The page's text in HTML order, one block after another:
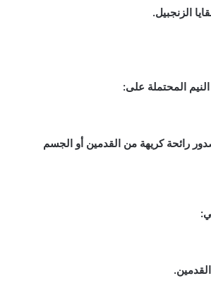
الزنجبيل.
المحتملة على:
رائحة كريهة من القدمين أو الجسم